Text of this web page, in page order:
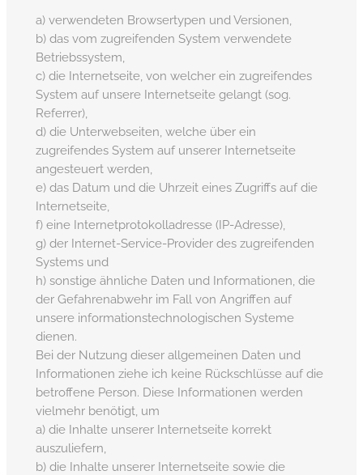
a) verwendeten Browsertypen und Versionen,
b) das vom zugreifenden System verwendete
Betriebssystem,
c) die Internetseite, von welcher ein zugreifendes
System auf unsere Internetseite gelangt (sog.
Referrer),
d) die Unterwebseiten, welche über ein
zugreifendes System auf unserer Internetseite
angesteuert werden,
e) das Datum und die Uhrzeit eines Zugriffs auf die
Internetseite,
f) eine Internetprotokolladresse (IP-Adresse),
g) der Internet-Service-Provider des zugreifenden
Systems und
h) sonstige ähnliche Daten und Informationen, die
der Gefahrenabwehr im Fall von Angriffen auf
unsere informationstechnologischen Systeme
dienen.
Bei der Nutzung dieser allgemeinen Daten und
Informationen ziehe ich keine Rückschlüsse auf die
betroffene Person. Diese Informationen werden
vielmehr benötigt, um
a) die Inhalte unserer Internetseite korrekt
auszuliefern,
b) die Inhalte unserer Internetseite sowie die